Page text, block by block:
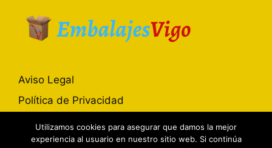
Aviso Legal
Política de Privacidad
Utilizamos cookies para asegurar que damos la mejor
experiencia al usuario en nuestro sitio web. Si continúa